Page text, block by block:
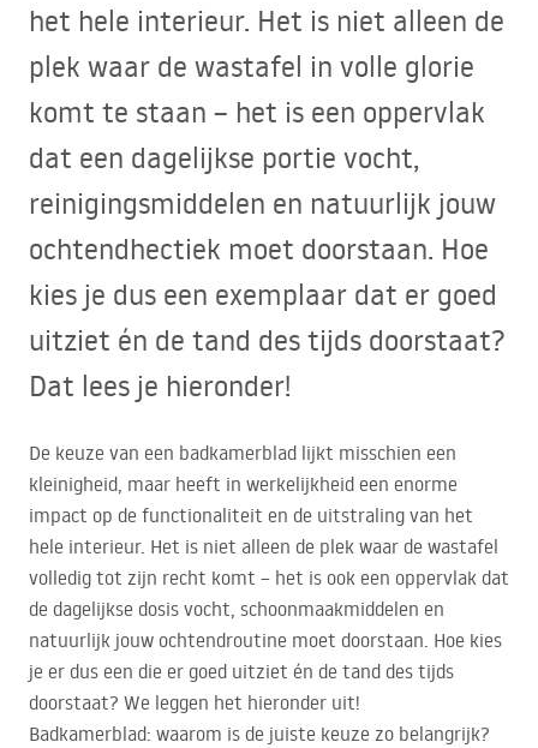
het hele interieur. Het is niet alleen de
plek waar de wastafel in volle glorie
komt te staan – het is een oppervlak
dat een dagelijkse portie vocht,
reinigingsmiddelen en natuurlijk jouw
ochtendhectiek moet doorstaan. Hoe
kies je dus een exemplaar dat er goed
uitziet én de tand des tijds doorstaat?
Dat lees je hieronder!
De keuze van een badkamerblad lijkt misschien een
kleinigheid, maar heeft in werkelijkheid een enorme
impact op de functionaliteit en de uitstraling van het
hele interieur. Het is niet alleen de plek waar de wastafel
volledig tot zijn recht komt – het is ook een oppervlak dat
de dagelijkse dosis vocht, schoonmaakmiddelen en
natuurlijk jouw ochtendroutine moet doorstaan. Hoe kies
je er dus een die er goed uitziet én de tand des tijds
doorstaat? We leggen het hieronder uit!
Badkamerblad: waarom is de juiste keuze zo belangrijk?